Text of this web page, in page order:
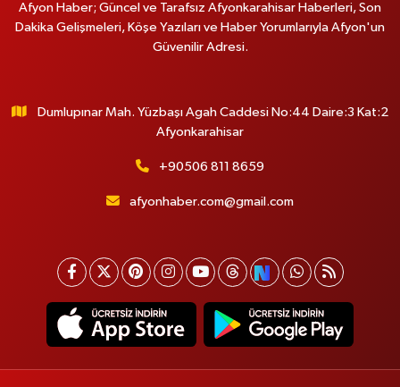
Afyon Haber; Güncel ve Tarafsız Afyonkarahisar Haberleri, Son
Dakika Gelişmeleri, Köşe Yazıları ve Haber Yorumlarıyla Afyon'un
Güvenilir Adresi.
Dumlupınar Mah. Yüzbaşı Agah Caddesi No:44 Daire:3 Kat:2
Afyonkarahisar
+90506 811 8659
afyonhaber.com@gmail.com